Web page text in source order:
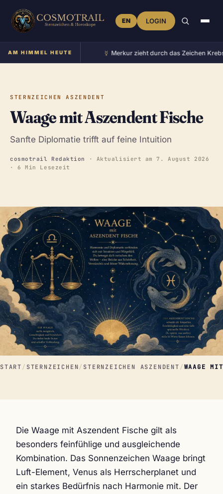
EN LOGIN
AM HIMMEL HEUTE
Zeichen Zwillinge• Merkur zieht durch das Zeichen Krebs•
START / STERNZEICHEN/ STERNZEICHEN ASZENDENT /WAAGE
STERNZEICHEN ASZENDENT
Waage mit Aszendent Fische
Sanfte Diplomatie trifft auf feine Intuition
cosmotrail Redaktion · Aktualisiert am7. August 2026
· 6 Min Lesezeit
Die Waage mit Aszendent Fische gilt als
besonders feinfühlige und ausgleichende
Kombination. Das Sonnenzeichen Waage bringt
Luft-Element, Venus als Herrscherplanet und
ein starkes Bedürfnis nach Harmonie mit. Der